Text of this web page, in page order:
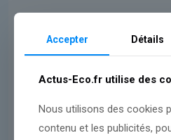
Accepter Détails
Actus-Eco.fr utilise des
Nous utilisons des cookies
contenu et les publicités,